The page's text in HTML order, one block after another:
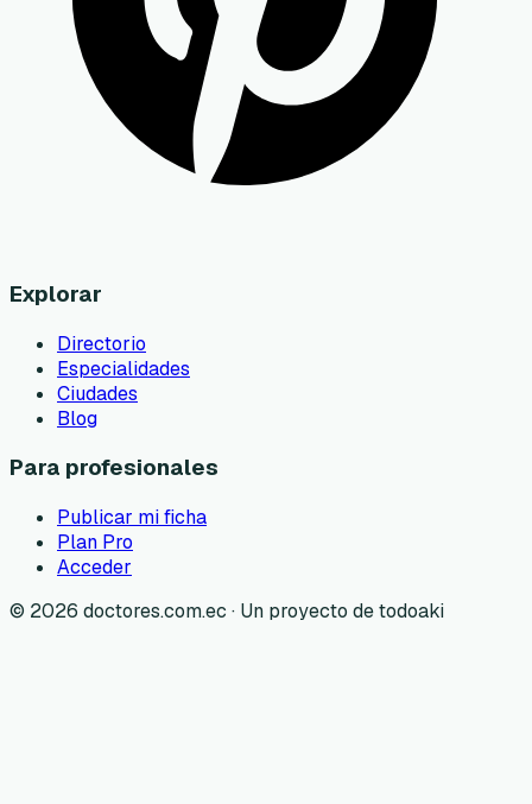
Explorar
Directorio
Especialidades
Ciudades
Blog
Para profesionales
Publicar mi ficha
Plan Pro
Acceder
© 2026 doctores.com.ec · Un proyecto de todoaki